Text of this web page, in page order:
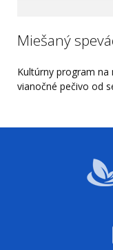
Miešaný
Kultúrny program
vianočné pečivo od